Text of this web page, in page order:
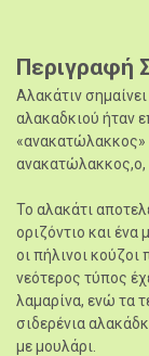
Περιγραφή
Αλακάτιν
αλακαδκιού ήταν
ανακατώλακκος,ο,
Το αλακάτι
οριζόντιο και
οι πήλινοι
νεότερος τύπος
λαμαρίνα, ενώ τα
σιδερένια
με μουλάρι.